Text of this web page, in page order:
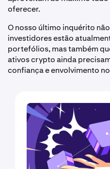
oferecer.
O nosso último inquérito
investidores estão
portefólios, mas também
ativos crypto ainda
confiança e envolvimento